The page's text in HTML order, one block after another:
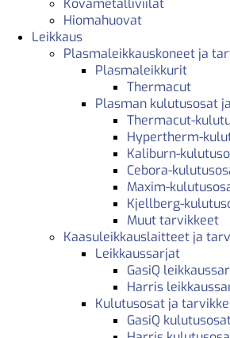
Hiomahuovat
Leikkaus
Plasmaleikkauskoneet ja
Plasmaleikkurit
Thermacut
Plasman kulutusosat
Thermacut-
Hypertherm-
Kaliburn-
Cebora-
Maxim-
Kjellberg-
Muut tarvikkeet
Kaasuleikkauslaitteet ja
Leikkaussarjat
GasiQ
Harris
Kulutusosat ja
GasiQ